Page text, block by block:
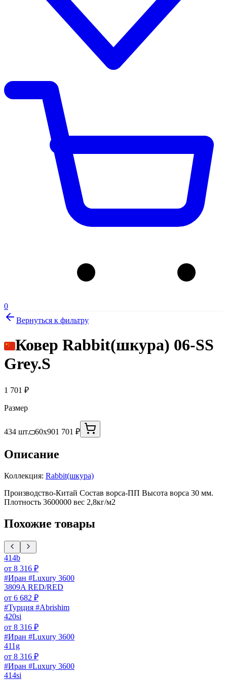
0
Вернуться к фильтру
Ковер Rabbit(шкура) 06-SS
Grey.S
1 701 ₽
Размер
434 шт. 60x901 701 ₽
Описание
Коллекция: Rabbit(шкура)
Производство-Китай Состав ворса-ПП Высота ворса 30 мм.
Плотность 3600000 вес 2,8кг/м2
Похожие товары
414b
от 8 316 ₽
#Иран #Luxury 3600
3809A RED/RED
от 6 682 ₽
#Турция #Abrishim
420si
от 8 316 ₽
#Иран #Luxury 3600
411g
от 8 316 ₽
#Иран #Luxury 3600
414si